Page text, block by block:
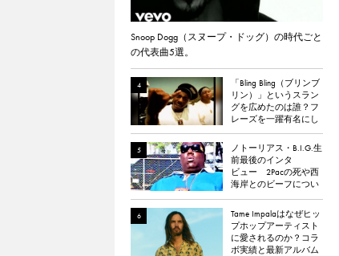
Snoop Dogg（スヌープ・ドッグ）の時代ごと
の代表曲5選。
「Bling Bling（ブリンブ
リン）」というスラン
グを広めたのは誰？フ
レーズを一躍有名にし
た楽曲「Bling Bling」に
ついて解説。
ノトーリアス・B.I.G.生
前最後のインタ
ビュー 2Pacの死や西
海岸とのビーフについ
Tame Impalaはなぜヒッ
プホップアーティスト
に愛されるのか？コラ
ボ実績と最新アルバム